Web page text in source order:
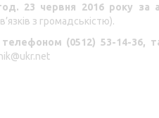
23 червня 2016 року за
з громадськістю).
(0512) 53-14-36,